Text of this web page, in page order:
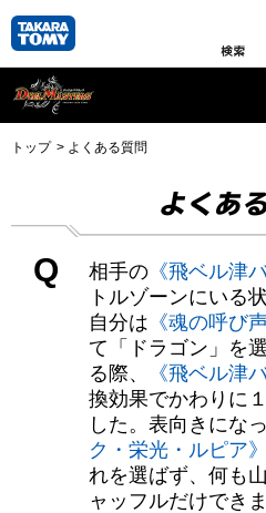
検索
トップ よくある質問
よくあ
Q 相手の 《飛ベル津
トルゾーンにいる
自分は 《魂の呼び声
て「ドラゴン」を
る際、
《飛ベル津
換効果でかわりに
した。表向きにな
ク・栄光・ルピア》
れを選ばず、何も
ャッフルだけでき